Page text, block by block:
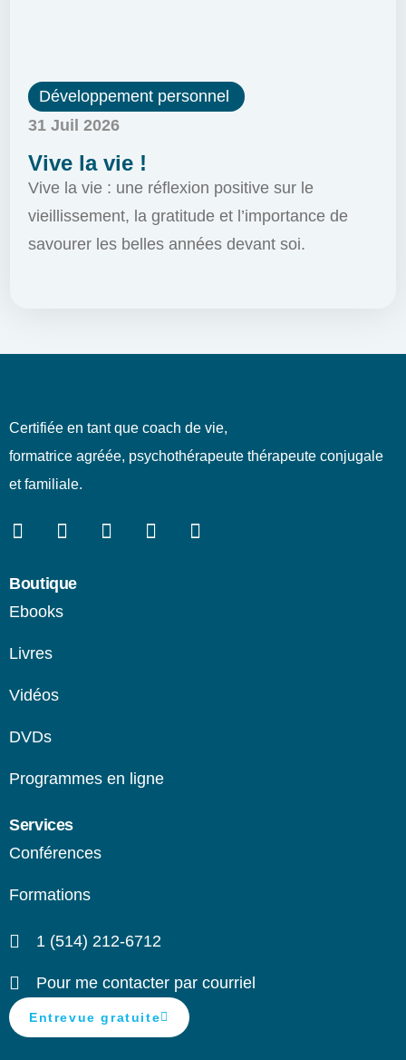
Développement personnel
31 Juil 2026
Vive la vie !
Vive la vie : une réflexion positive sur le
vieillissement, la gratitude et l’importance de
savourer les belles années devant soi.
Certifiée en tant que coach de vie,
formatrice agréée, psychothérapeute thérapeute conjugale
et familiale.
Boutique
Ebooks
Livres
Vidéos
DVDs
Programmes en ligne​
Services
Conférences
Formations
1 (514) 212-6712
Pour me contacter par courriel
Entrevue gratuite